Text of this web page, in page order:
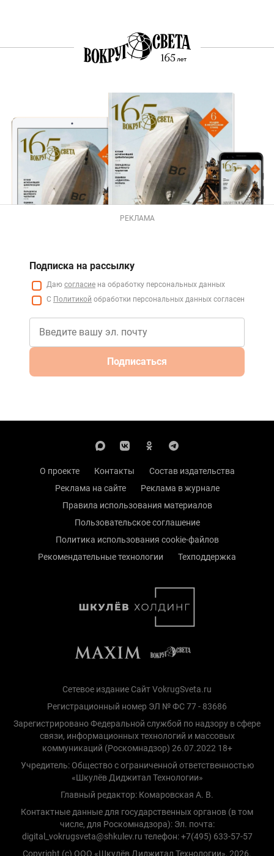
РЕКЛАМА
Подписка на рассылку
Даю согласие на обработку персональных данных
С Политикой обработки персональных данных согласен
Подписаться
О проекте Контакты
Состав издательства
Реклама на сайте
Реклама в журнале
Правила использования материалов
Пользовательское соглашение
Политика использования cookie-файлов
Рекомендательные технологии
Техподдержка
Сетевое издание Сайт VokrugSveta.ru
Регистрационный номер ЭЛ № ФС 77 - 83686
Зарегистрировано Федеральной службой по надзору в сфере
связи, информационных технологий и массовых
коммуникаций (Роскомнадзор) 26.07.2022 18+
Учредитель: Общество с ограниченной ответственностью
«Шкулёв Диджитал Технологии»
Главный редактор: Комаровская А. В.
Контактные данные для государственных органов (в том
числе, для Роскомнадзора): Эл. почта:
digital_vokrugsveta@shkulev.ru телефон: +7(495) 633-57-57
Copyright (с) ООО «Шкулёв Диджитал Технологии», 2026.